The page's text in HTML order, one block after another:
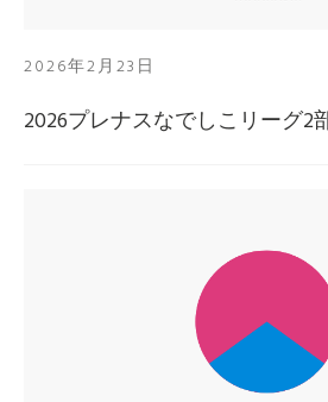
2026年2月23日
2026プレナスなでしこリーグ2